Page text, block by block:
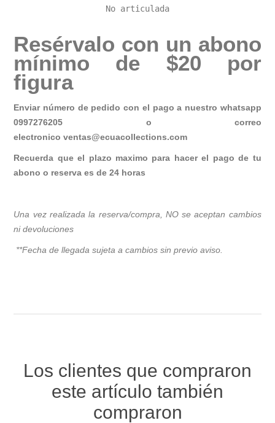
No articulada
Resérvalo con un abono
mínimo de $20 por
figura
Enviar número de pedido con el pago a nuestro whatsapp
0997276205 o correo
electronicoventas@ecuacollections.com
Recuerda que el plazo maximo para hacer el pago de tu
abono o reserva es de 24 horas
Una vez realizada la reserva/compra, NO se aceptan cambios
ni devoluciones
**Fecha de llegada sujeta a cambios sin previo aviso.
Los clientes que compraron
este artículo también
compraron